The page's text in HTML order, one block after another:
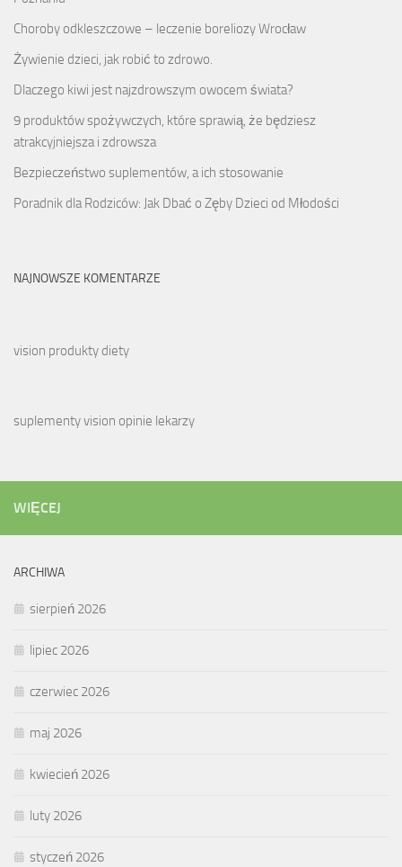
Choroby odkleszczowe – leczenie boreliozy Wrocław
Żywienie dzieci, jak robić to zdrowo.
Dlaczego kiwi jest najzdrowszym owocem świata?
9 produktów spożywczych, które sprawią, że będziesz
atrakcyjniejsza i zdrowsza
Bezpieczeństwo suplementów, a ich stosowanie
Poradnik dla Rodziców: Jak Dbać o Zęby Dzieci od Młodości
NAJNOWSZE KOMENTARZE
vision produkty diety
suplementy vision opinie lekarzy
WIĘCEJ
ARCHIWA
sierpień 2026
lipiec 2026
czerwiec 2026
maj 2026
kwiecień 2026
luty 2026
styczeń 2026